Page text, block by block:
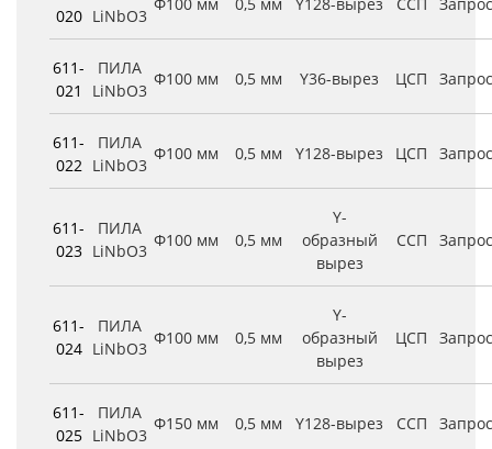
020 LiNbO3
611-
021
ПИЛА
LiNbO3
Φ100 мм 0,5 мм Y36-вырез ЦСП
611-
022
ПИЛА
LiNbO3
Φ100 мм 0,5 мм Y128-вырез ЦСП
611-
023
ПИЛА
LiNbO3
Φ100 мм 0,5 мм
Y-
образный
вырез
ССП
611-
024
ПИЛА
LiNbO3
Φ100 мм 0,5 мм
Y-
образный
вырез
ЦСП
611-
025
ПИЛА
LiNbO3
Φ150 мм 0,5 мм Y128-вырез ССП